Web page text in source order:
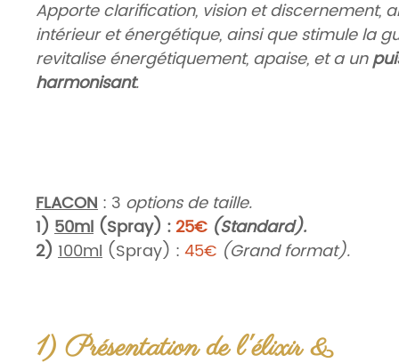
Apporte clarification, vision et discernement,
intérieur et énergétique, ainsi que stimule la
revitalise énergétiquement, apaise, et a un
harmonisant.
FLACON : 3 options de taille.
1) 50ml (Spray) : 25€ (Standard).
2) 100ml (Spray) : 45€ (Grand format).
1) Présentation de l'élixir &